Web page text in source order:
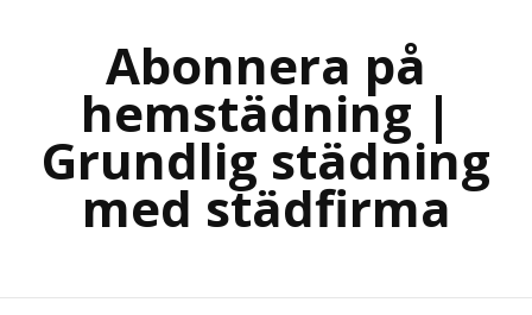
Abonnera på
hemstädning |
Grundlig städning
med städfirma